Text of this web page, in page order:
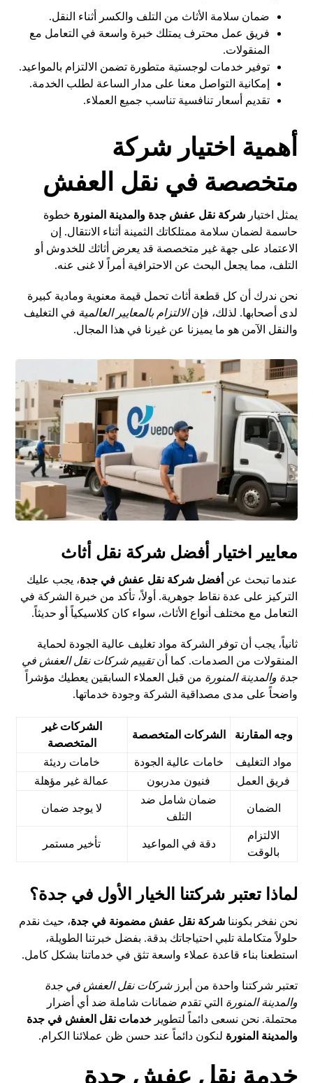
ضمان سلامة الأثاث من التلف والكسر أثناء النقل.
فريق عمل محترف يمتلك خبرة واسعة في التعامل مع
المنقولات.
توفير خدمات لوجستية متطورة تضمن الالتزام بالمواعيد.
إمكانية التواصل معنا على مدار الساعة لطلب الخدمة.
تقديم أسعار تنافسية تناسب جميع العملاء.
أهمية اختيار شركة
متخصصة في نقل العفش
يمثل اختيارشركة نقل عفش جدة والمدينة المنورة خطوة
حاسمة لضمان سلامة ممتلكاتك الثمينة أثناء الانتقال. إن
الاعتماد على جهة غير متخصصة قد يعرض أثاثك للخدوش أو
التلف، مما يجعل البحث عن الاحترافية أمراً لا غنى عنه.
نحن ندرك أن كل قطعة أثاث تحمل قيمة معنوية ومادية كبيرة
لدى أصحابها. لذلك، فإنالالتزام بالمعايير العالمية في التغليف
والنقل الآمن هو ما يميزنا عن غيرنا في هذا المجال.
معايير اختيار أفضل شركة نقل أثاث
عندما تبحث عن أفضل شركة نقل عفش في جدة، يجب عليك
التركيز على عدة نقاط جوهرية. أولاً، تأكد من خبرة الشركة في
التعامل مع مختلف أنواع الأثاث، سواء كان كلاسيكياً أو حديثاً.
ثانياً، يجب أن توفر الشركة مواد تغليف عالية الجودة لحماية
المنقولات من الصدمات. كما أنتقييم شركات نقل العفش في
جدة والمدينة المنورة من قبل العملاء السابقين يعطيك مؤشراً
واضحاً على مدى مصداقية الشركة وجودة خدماتها.
وجه المقارنة الشركات المتخصصة
الشركات غير
المتخصصة
مواد التغليف
خامات عالية الجودة
خامات رديئة
فريق العمل
فنيون مدربون عمالة غير مؤهلة
الضمان
ضمان شامل ضد
التلف
لا يوجد ضمان
الالتزام
بالوقت
دقة في المواعيد تأخير مستمر
لماذا تعتبر شركتنا الخيار الأول في جدة؟
نحن نفخر بكونناشركة نقل عفش مضمونة في جدة، حيث نقدم
حلولاً متكاملة تلبي احتياجاتك بدقة. بفضل خبرتنا الطويلة،
استطعنا بناء قاعدة عملاء واسعة تثق في خدماتنا بشكل كامل.
تعتبر شركتنا واحدة من أبرزشركات نقل العفش في جدة
والمدينة المنورة التي تقدم ضمانات شاملة ضد أي أضرار
محتملة. نحن نسعى دائماً لتطويرخدمات نقل العفش في جدة
والمدينة المنورة لنكون دائماً عند حسن ظن عملائنا الكرام.
خدمة نقل عفش جدة